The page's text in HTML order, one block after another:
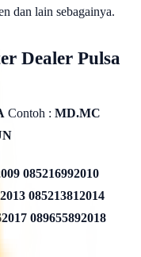
dan lain sebagainya.
Dealer Pulsa
Contoh : MD.MC
085216992010
085213812014
089655892018